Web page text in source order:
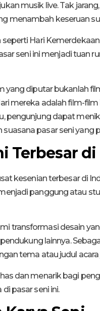
musik live. Tak
menambah keseruan
Hari
seni ini menjadi tuan
yang diputar bukanlah
mereka adalah film-
pengunjung dapat
pasar seni yang
Terbesar
kesenian terbesar di
panggung atau
transformasi desain
lainnya.
tema atau judul
dan menarik bagi
pasar seni ini.